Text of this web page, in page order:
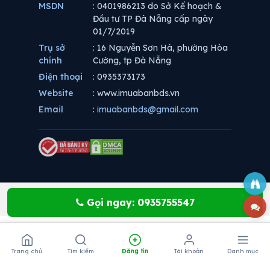
Gọi ngay: 0935755547
MSDN
: 0401986213 do Sở Kế hoạch &
Đầu tư TP Đà Nẵng cấp ngày
01/7/2019
Trụ sở
chính
: 16 Nguyễn Sơn Hà, phường Hòa
Cường, tp Đà Nẵng
Điện thoại
: 0935373173
Website
: www.imuabanbds.vn
Email
: imuabanbds@gmail.com
Trang chủ Tìm kiếm Đăng tin Tài khoản Danh mục